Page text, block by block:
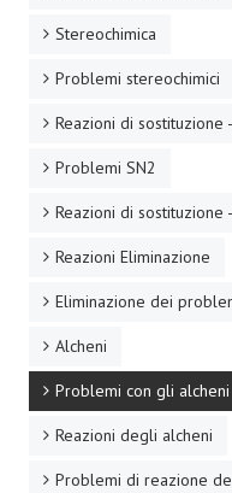
Stereochimica
Problemi stereochimici
Reazioni di sostituzione
Problemi SN2
Reazioni di sostituzione
Reazioni Eliminazione
Eliminazione dei
Alcheni
Problemi con gli alcheni
Reazioni degli alcheni
Problemi di reazione